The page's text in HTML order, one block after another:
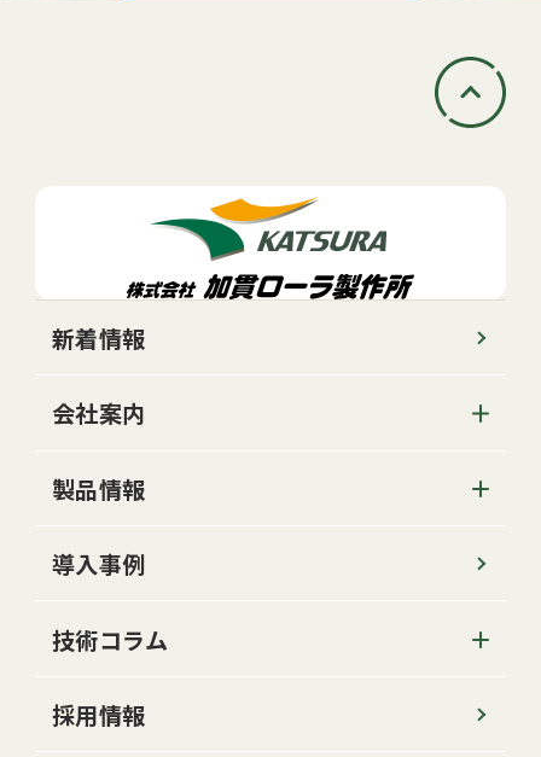
新着情報
会社案内
採用情報
製品情報
導入事例
技術コラム